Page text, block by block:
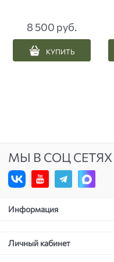
8 500 руб.
КУПИТЬ
МЫ В СОЦ СЕТЯХ
Информация
Личный кабинет